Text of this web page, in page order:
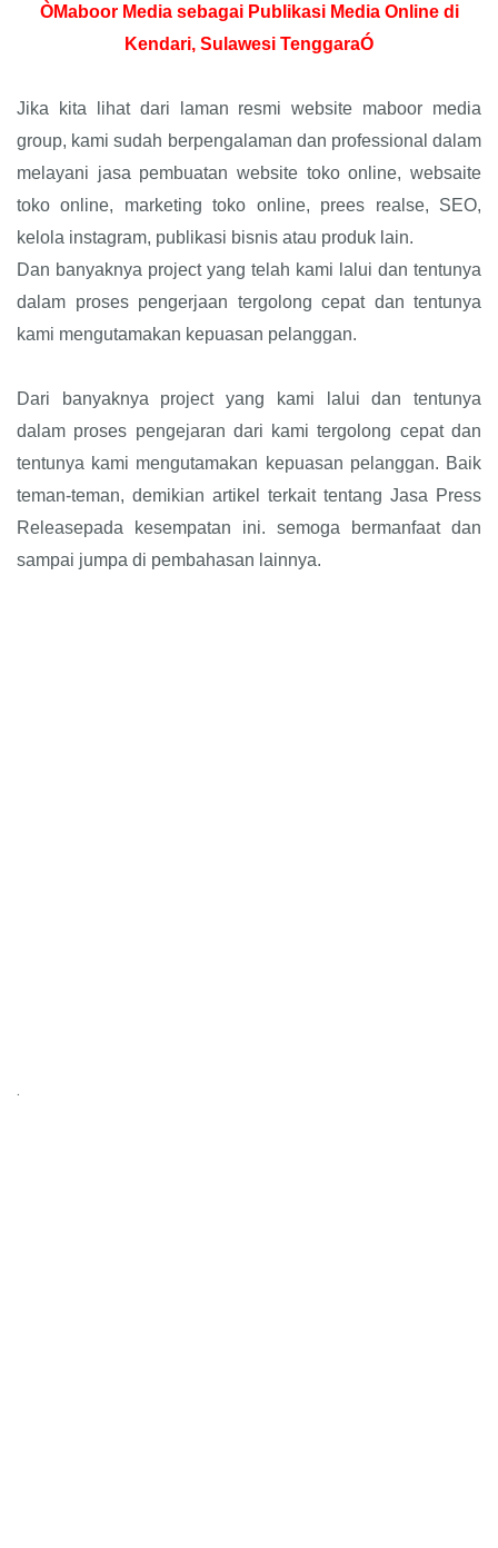
ÒMaboor Media sebagai Publikasi Media Online di
Kendari, Sulawesi TenggaraÓ
Jika kita lihat dari laman resmi website maboor media
group, kami sudah berpengalaman dan professional dalam
melayani jasa pembuatan website toko online, websaite
toko online, marketing toko online, prees realse, SEO,
kelola instagram, publikasi bisnis atau produk lain.
Dan banyaknya project yang telah kami lalui dan tentunya
dalam proses pengerjaan tergolong cepat dan tentunya
kami mengutamakan kepuasan pelanggan.
Dari banyaknya project yang kami lalui dan tentunya
dalam proses pengejaran dari kami tergolong cepat dan
tentunya kami mengutamakan kepuasan pelanggan. Baik
teman-teman, demikian artikel terkait tentang Jasa Press
Releasepada kesempatan ini. semoga bermanfaat dan
sampai jumpa di pembahasan lainnya.
.